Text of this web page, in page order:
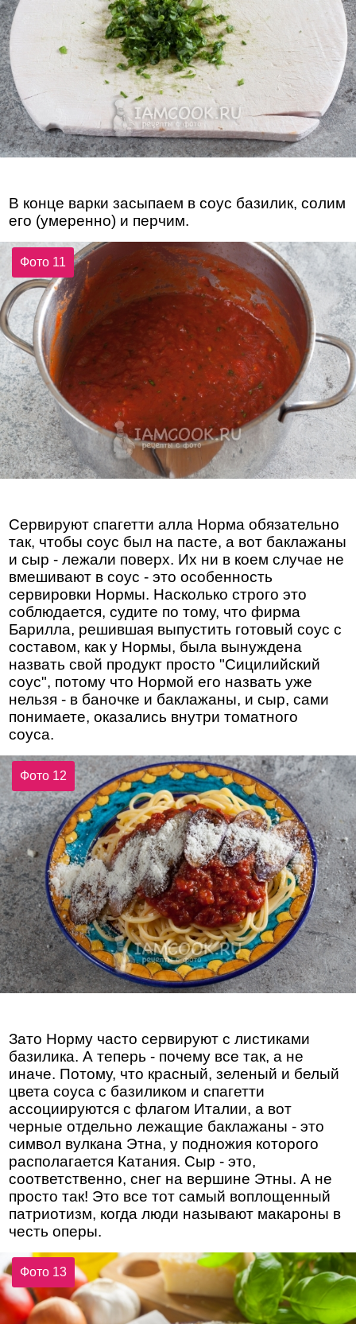
В конце варки засыпаем в соус базилик, солим
его (умеренно) и перчим.
Фото 11
Сервируют спагетти алла Норма обязательно
так, чтобы соус был на пасте, а вот баклажаны
и сыр - лежали поверх. Их ни в коем случае не
вмешивают в соус - это особенность
сервировки Нормы. Насколько строго это
соблюдается, судите по тому, что фирма
Барилла, решившая выпустить готовый соус с
составом, как у Нормы, была вынуждена
назвать свой продукт просто "Сицилийский
соус", потому что Нормой его назвать уже
нельзя - в баночке и баклажаны, и сыр, сами
понимаете, оказались внутри томатного
соуса.
Фото 12
Зато Норму часто сервируют с листиками
базилика. А теперь - почему все так, а не
иначе. Потому, что красный, зеленый и белый
цвета соуса с базиликом и спагетти
ассоциируются с флагом Италии, а вот
черные отдельно лежащие баклажаны - это
символ вулкана Этна, у подножия которого
располагается Катания. Сыр - это,
соответственно, снег на вершине Этны. А не
просто так! Это все тот самый воплощенный
патриотизм, когда люди называют макароны в
честь оперы.
Фото 13